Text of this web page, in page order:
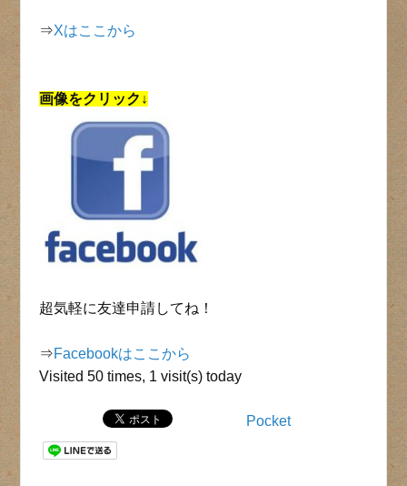
⇒Xはここから
画像をクリック↓
超気軽に友達申請してね！
⇒Facebookはここから
Visited 50 times, 1 visit(s) today
Pocket